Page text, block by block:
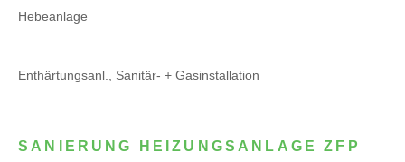
Hebeanlage
Enthärtungsanl., Sanitär- + Gasinstallation
SANIERUNG HEIZUNGSANLAGE ZFP